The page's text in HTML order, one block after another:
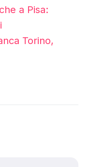
a Pisa:
Torino,